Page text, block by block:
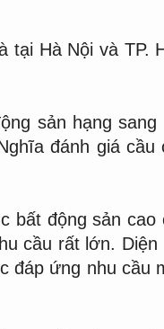
tại Hà Nội và TP.
sản hạng
đánh giá cầu
bất động sản
cầu rất lớn.
đáp ứng nhu cầu